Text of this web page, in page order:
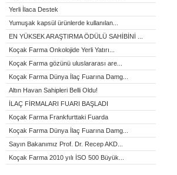
Yerli İlaca Destek
Yumuşak kapsül ürünlerde kullanılan...
EN YÜKSEK ARAŞTIRMA ÖDÜLÜ SAHİBİNİ ...
Koçak Farma Onkolojide Yerli Yatırı...
Koçak Farma gözünü uluslararası are...
Koçak Farma Dünya İlaç Fuarına Damg...
Altın Havan Sahipleri Belli Oldu!
İLAÇ FİRMALARI FUARI BAŞLADI
Koçak Farma Frankfurttaki Fuarda
Koçak Farma Dünya İlaç Fuarına Damg...
Sayın Bakanımız Prof. Dr. Recep AKD...
Koçak Farma 2010 yılı İSO 500 Büyük...